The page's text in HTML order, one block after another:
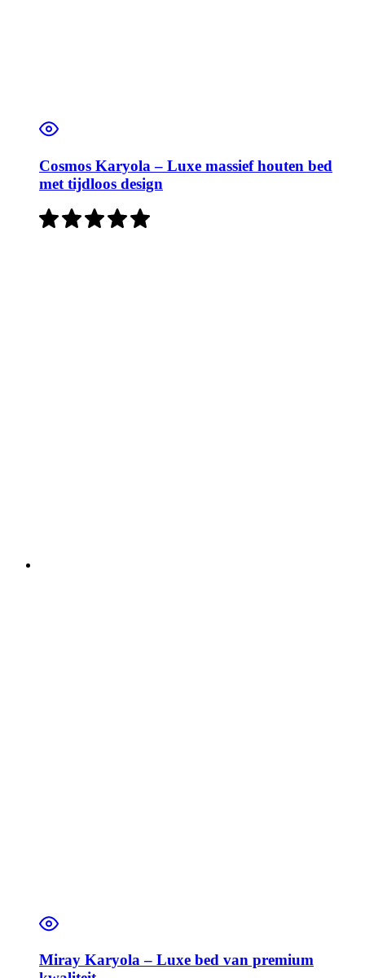
Cosmos Karyola – Luxe massief houten bed
met tijdloos design
Miray Karyola – Luxe bed van premium